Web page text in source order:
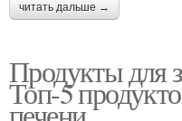
читать дальше →
Продукты для
Топ-5